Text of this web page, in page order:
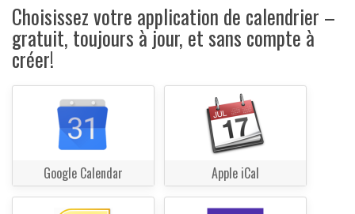
Choisissez votre application de calendrier –
gratuit, toujours à jour, et sans compte à
créer!
Google Calendar Apple iCal